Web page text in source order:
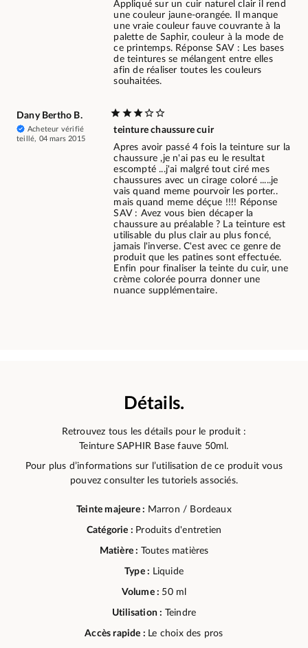
Appliqué sur un cuir naturel clair il rend
une couleur jaune-orangée. Il manque
une vraie couleur fauve couvrante à la
palette de Saphir, couleur à la mode de
ce printemps. Réponse SAV : Les bases
de teintures se mélangent entre elles
afin de réaliser toutes les couleurs
souhaitées.
Dany Bertho B.
Acheteur vérifié
teillé, 04 mars 2015
teinture chaussure cuir
Apres avoir passé 4 fois la teinture sur la
chaussure ,je n'ai pas eu le resultat
escompté ...j'ai malgré tout ciré mes
chaussures avec un cirage coloré .....je
vais quand meme pourvoir les porter..
mais quand meme déçue !!!! Réponse
SAV : Avez vous bien décaper la
chaussure au préalable ? La teinture est
utilisable du plus clair au plus foncé,
jamais l'inverse. C'est avec ce genre de
produit que les patines sont effectuée.
Enfin pour finaliser la teinte du cuir, une
crème colorée pourra donner une
nuance supplémentaire.
Détails.
Retrouvez tous les détails pour le produit :
Teinture SAPHIR Base fauve 50ml.
Pour plus d’informations sur l’utilisation de ce produit vous
pouvez consulter les tutoriels associés.
Teinte majeure : Marron / Bordeaux
Catégorie : Produits d'entretien
Matière : Toutes matières
Type : Liquide
Volume : 50 ml
Utilisation : Teindre
Accès rapide : Le choix des pros